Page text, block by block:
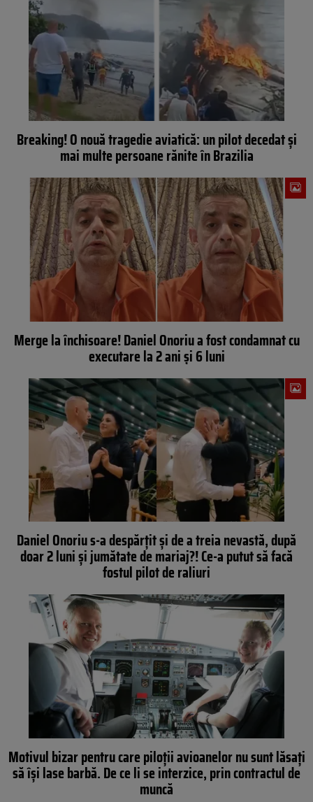
Breaking! O nouă tragedie aviatică: un pilot decedat și
mai multe persoane rănite în Brazilia
Merge la închisoare! Daniel Onoriu a fost condamnat cu
executare la 2 ani și 6 luni
Daniel Onoriu s-a despărțit și de a treia nevastă, după
doar 2 luni și jumătate de mariaj?! Ce-a putut să facă
fostul pilot de raliuri
Motivul bizar pentru care piloții avioanelor nu sunt lăsați
să își lase barbă. De ce li se interzice, prin contractul de
muncă